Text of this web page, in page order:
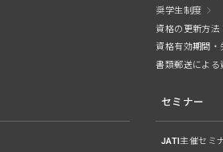
奨学生制度
資格の更新方法
資格有効期間・
書類郵送による
セミナー
JATI主催セミ